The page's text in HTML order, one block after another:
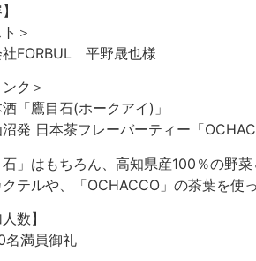
＞
社FORBUL 平野晟也様
ク＞
酒「鷹目石(ホークアイ)」
沼発 日本茶フレーバーティー「
石」はもちろん、高知県産100％の野
テルや、「OCHACCO」の茶葉を使
数】
名満員御礼